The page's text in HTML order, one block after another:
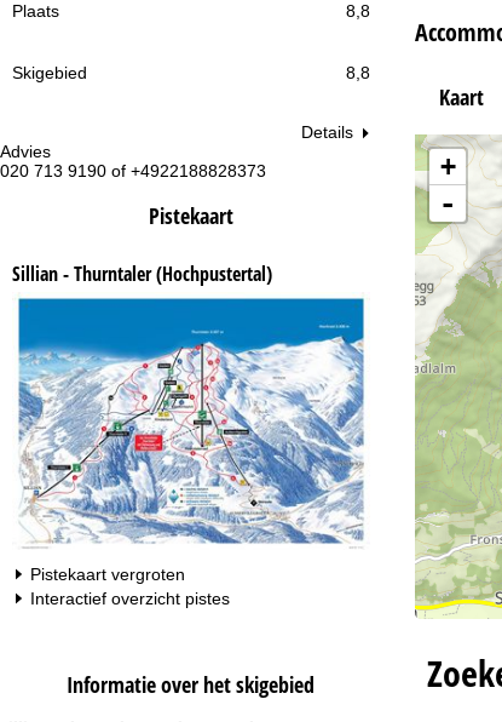
Advies
020 713 9190 of +4922188828373
Plaats
8,8
Skigebied 8,8
Details
Pistekaart
Sillian - Thurntaler (Hochpustertal)
Pistekaart vergroten
Interactief overzicht pistes
Informatie over het skigebied
Kaart
+
-